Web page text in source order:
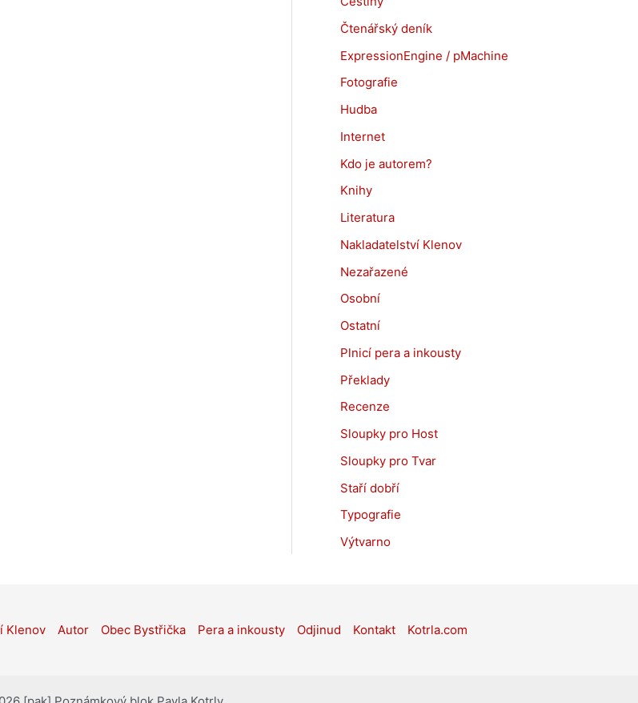
Čtenářský deník
ExpressionEngine / pMachine
Fotografie
Hudba
Internet
Kdo je autorem?
Knihy
Literatura
Nakladatelství Klenov
Nezařazené
Osobní
Ostatní
Plnicí pera a inkousty
Překlady
Recenze
Sloupky pro Host
Sloupky pro Tvar
Staří dobří
Typografie
Výtvarno
Klenov Autor Obec Bystřička Pera a inkousty Odjinud Kontakt Kotrla.com